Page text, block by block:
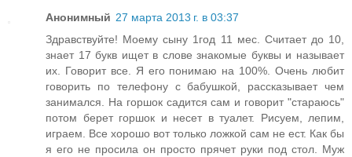
Анонимный 27 марта 2013 г. в 03:37
Здравствуйте! Моему сыну 1год 11 мес. Считает до 10,
знает 17 букв ищет в слове знакомые буквы и называет
их. Говорит все. Я его понимаю на 100%. Очень любит
говорить по телефону с бабушкой, рассказывает чем
занимался. На горшок садится сам и говорит "стараюсь"
потом берет горшок и несет в туалет. Рисуем, лепим,
играем. Все хорошо вот только ложкой сам не ест. Как бы
я его не просила он просто прячет руки под стол. Муж